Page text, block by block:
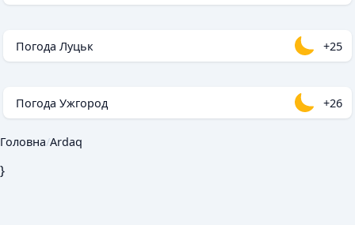
Погода Луцьк +25
Погода Ужгород +26
Головна/Ardaq
}